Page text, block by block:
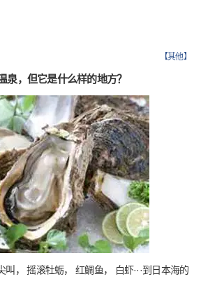
【其他】
泉，但它是什么样的地方？
叫， 摇滚牡蛎， 红鲷鱼， 白虾···到日本海的